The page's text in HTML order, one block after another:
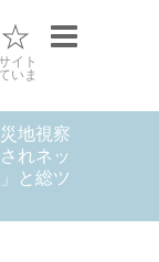
☆
イト
いま
地視察
れネッ
と総ツ